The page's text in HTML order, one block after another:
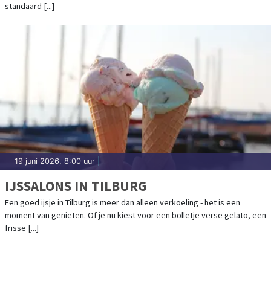
standaard [...]
19 juni 2026, 8:00 uur
IJSSALONS IN TILBURG
Een goed ijsje in Tilburg is meer dan alleen verkoeling - het is een
moment van genieten. Of je nu kiest voor een bolletje verse gelato, een
frisse [...]